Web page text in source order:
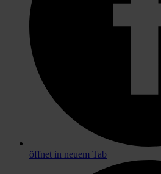
öffnet in neuem Tab